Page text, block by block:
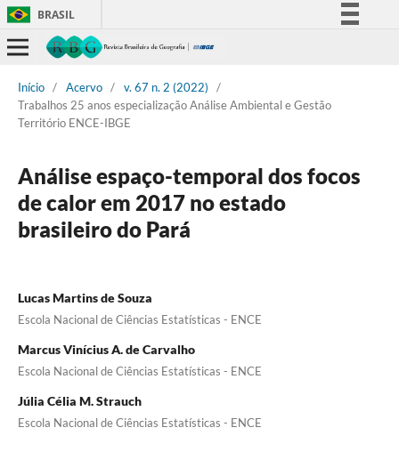
BRASIL
Canais
Início / Acervo / v. 67 n. 2 (2022)
/
Trabalhos 25 anos especialização Análise Ambiental e Gestão
Território ENCE-IBGE
Análise espaço-temporal dos focos
de calor em 2017 no estado
brasileiro do Pará
Lucas Martins de Souza
Escola Nacional de Ciências Estatísticas - ENCE
Marcus Vinícius A. de Carvalho
Escola Nacional de Ciências Estatísticas - ENCE
Júlia Célia M. Strauch
Escola Nacional de Ciências Estatísticas - ENCE